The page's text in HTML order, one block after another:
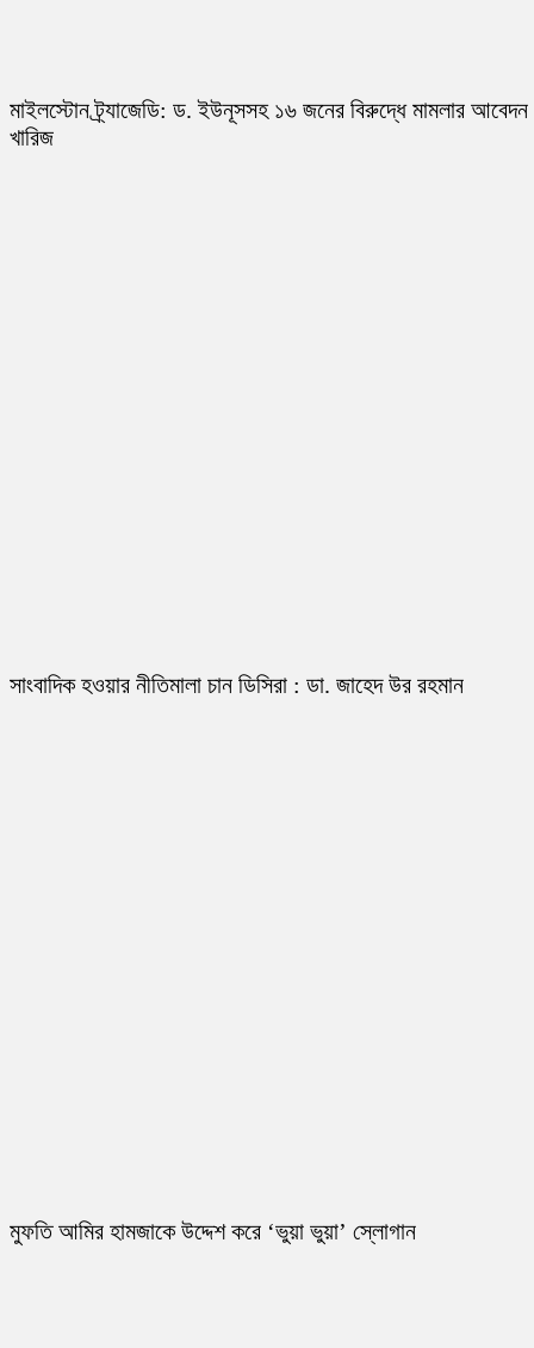
মাইলস্টোন ট্র্যাজেডি: ড. ইউনূসসহ ১৬ জনের বিরুদ্ধে মামলার আবেদন
খারিজ
সাংবাদিক হওয়ার নীতিমালা চান ডিসিরা : ডা. জাহেদ উর রহমান
মুফতি আমির হামজাকে উদ্দেশ করে ‘ভুয়া ভুয়া’ স্লোগান